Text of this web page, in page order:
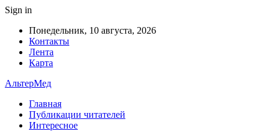
Sign in
Понедельник, 10 августа, 2026
Контакты
Лента
Карта
АльтерМед
Главная
Публикации читателей
Интересное